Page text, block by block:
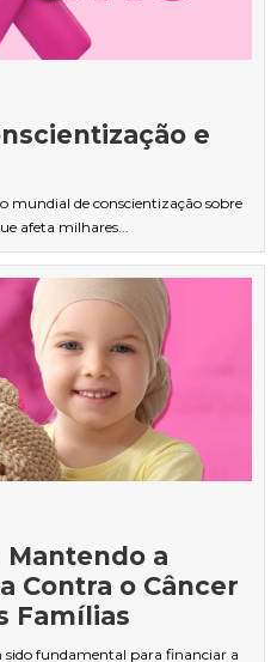
e
de conscientização sobre
afeta milhares...
Mantendo a
Contra o Câncer
Famílias
sido fundamental para financiar a